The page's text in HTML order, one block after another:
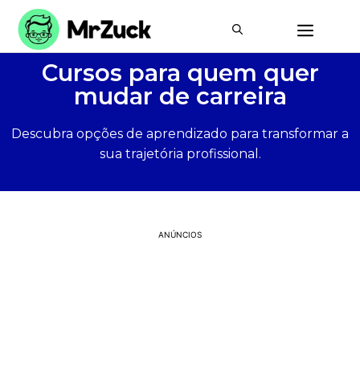
Cursos para quem quer
mudar de carreira
Descubra opções de aprendizado para transformar a
sua trajetória profissional.
ANÚNCIOS